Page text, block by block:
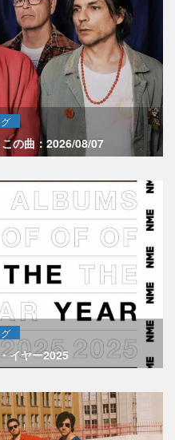
の曲：2026/08/07
イヤー2025